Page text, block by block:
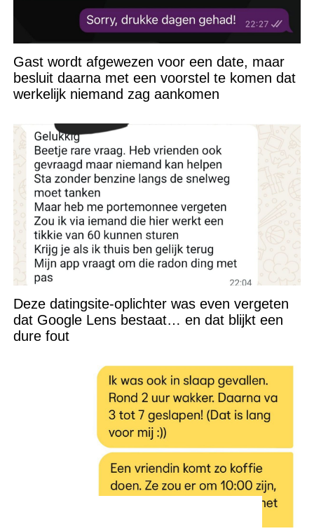
Gast wordt afgewezen voor een date, maar
besluit daarna met een voorstel te komen dat
werkelijk niemand zag aankomen
Deze datingsite-oplichter was even vergeten
dat Google Lens bestaat… en dat blijkt een
dure fout